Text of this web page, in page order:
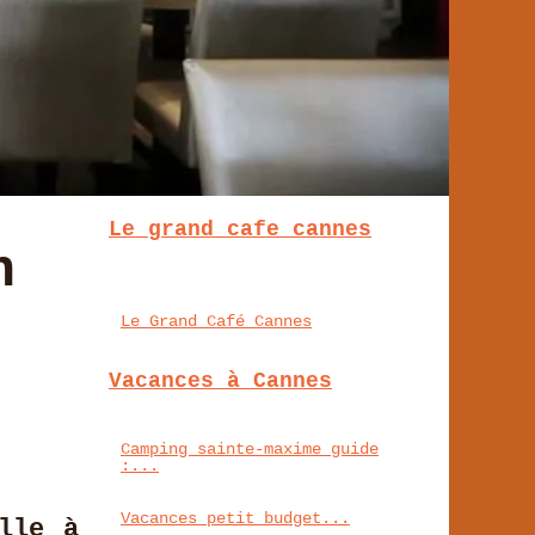
à
Le grand cafe cannes
Le Grand Café Cannes
Vacances à Cannes
Camping sainte-maxime guide
:...
Vacances petit budget...